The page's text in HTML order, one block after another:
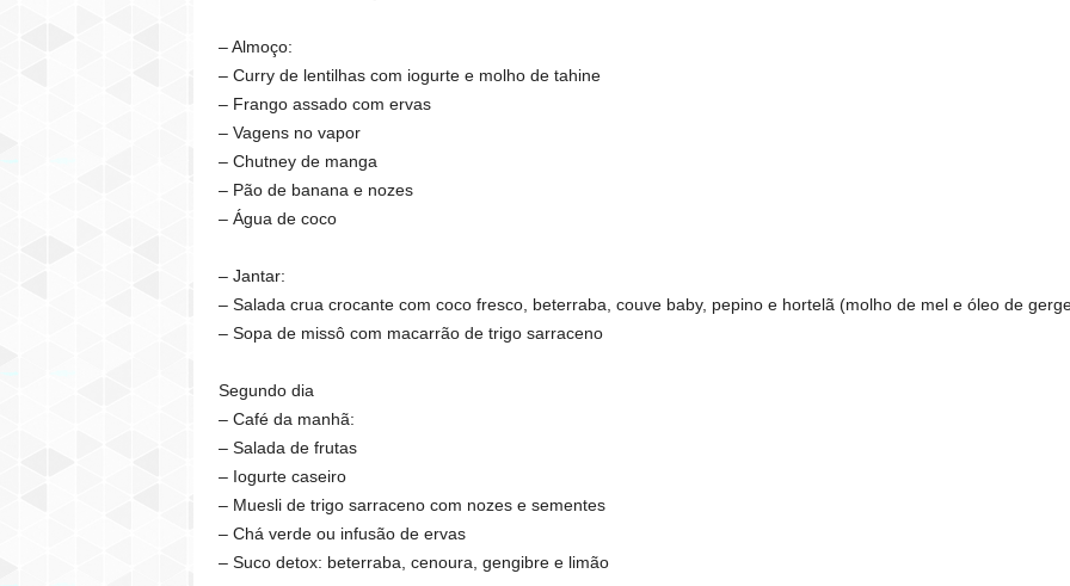
– Almoço:
– Curry de lentilhas com iogurte e molho de tahine
– Frango assado com ervas
– Vagens no vapor
– Chutney de manga
– Pão de banana e nozes
– Água de coco
– Jantar:
– Salada crua crocante com coco fresco, beterraba, couve baby, pepino e hortelã (molho de mel e óleo de
– Sopa de missô com macarrão de trigo sarraceno
Segundo dia
– Café da manhã:
– Salada de frutas
– Iogurte caseiro
– Muesli de trigo sarraceno com nozes e sementes
– Chá verde ou infusão de ervas
– Suco detox: beterraba, cenoura, gengibre e limão